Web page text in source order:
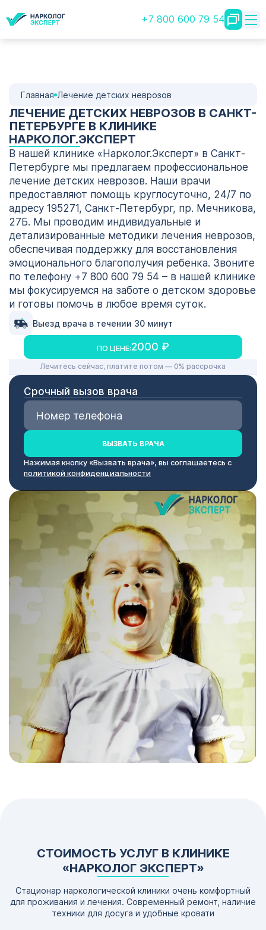
+7 800 600 79 54
Главная Лечение детских неврозов
ЛЕЧЕНИЕ ДЕТСКИХ НЕВРОЗОВ В САНКТ-
ПЕТЕРБУРГЕ В КЛИНИКЕ
НАРКОЛОГ.ЭКСПЕРТ
В нашей клинике «Нарколог.Эксперт» в Санкт-
Петербурге мы предлагаем профессиональное
лечение детских неврозов. Наши врачи
предоставляют помощь круглосуточно, 24/7 по
адресу 195271, Санкт-Петербург, пр. Мечникова,
27Б. Мы проводим индивидуальные и
детализированные методики лечения неврозов,
обеспечивая поддержку для восстановления
эмоционального благополучия ребенка. Звоните
по телефону +7 800 600 79 54 – в нашей клинике
мы фокусируемся на заботе о детском здоровье
и готовы помочь в любое время суток.
ПО ЦЕНЕ:2000 ₽
Выезд врача в течении 30 минут
Лечитесь сейчас, платите потом — 0% рассрочка
Срочный вызов врача
ВЫЗВАТЬ ВРАЧА
Нажимая кнопку «Вызвать врача», вы соглашаетесь с
политикой конфиденциальности
СТОИМОСТЬ УСЛУГ В КЛИНИКЕ
«НАРКОЛОГ ЭКСПЕРТ»
Стационар наркологической клиники очень комфортный
для проживания и лечения. Современный ремонт, наличие
техники для досуга и удобные кровати